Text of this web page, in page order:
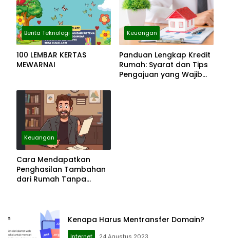
Berita Teknologi
100 LEMBAR KERTAS
MEWARNAI
Keuangan
Panduan Lengkap Kredit
Rumah: Syarat dan Tips
Pengajuan yang Wajib
Keuangan
Cara Mendapatkan
Penghasilan Tambahan
dari Rumah Tanpa
Kenapa Harus Mentransfer Domain?